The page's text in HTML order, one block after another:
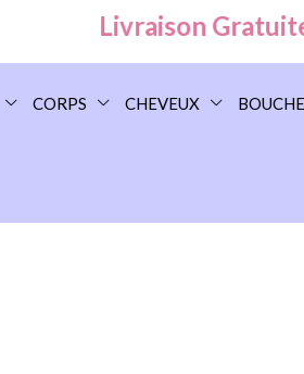
Livraison Gratuite à
CORPS CHEVEUX BOUCHE